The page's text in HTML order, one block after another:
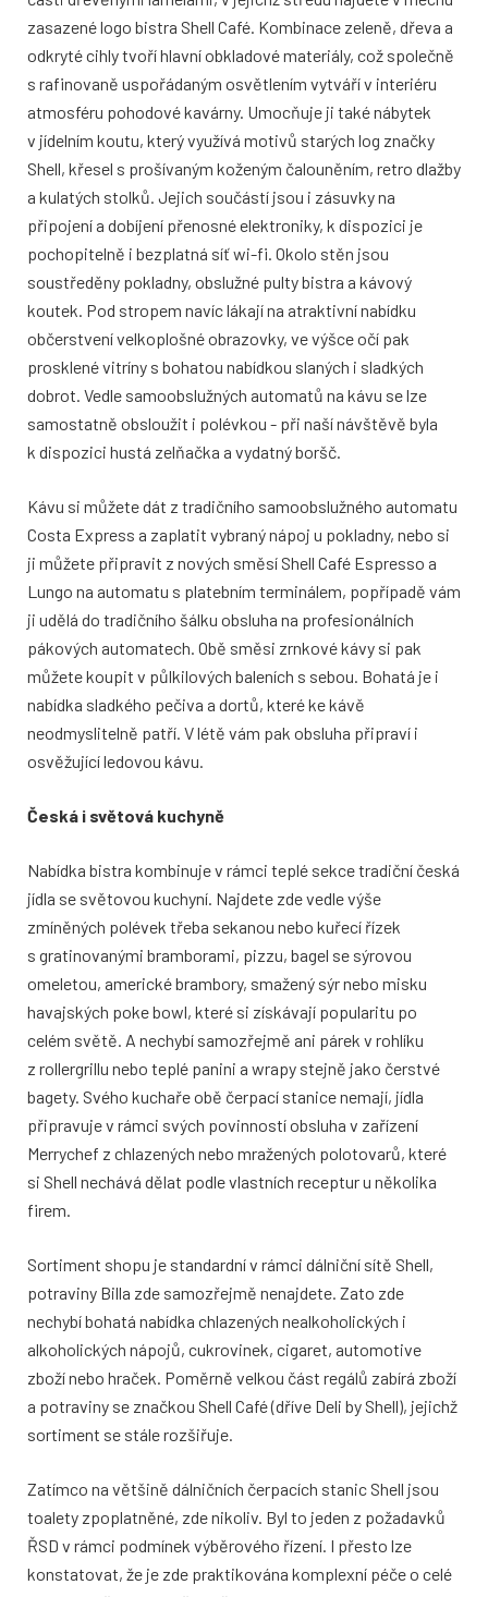
zasazené logo bistra Shell Café. Kombinace zeleně, dřeva a
odkryté cihly tvoří hlavní obkladové materiály, což společně
s rafinovaně uspořádaným osvětlením vytváří v interiéru
atmosféru pohodové kavárny. Umocňuje ji také nábytek
v jídelním koutu, který využívá motivů starých log značky
Shell, křesel s prošívaným koženým čalouněním, retro dlažby
a kulatých stolků. Jejich součástí jsou i zásuvky na
připojení a dobíjení přenosné elektroniky, k dispozici je
pochopitelně i bezplatná síť wi-fi. Okolo stěn jsou
soustředěny pokladny, obslužné pulty bistra a kávový
koutek. Pod stropem navíc lákají na atraktivní nabídku
občerstvení velkoplošné obrazovky, ve výšce očí pak
prosklené vitríny s bohatou nabídkou slaných i sladkých
dobrot. Vedle samoobslužných automatů na kávu se lze
samostatně obsloužit i polévkou - při naší návštěvě byla
k dispozici hustá zelňačka a vydatný boršč.
Kávu si můžete dát z tradičního samoobslužného automatu
Costa Express a zaplatit vybraný nápoj u pokladny, nebo si
ji můžete připravit z nových směsí Shell Café Espresso a
Lungo na automatu s platebním terminálem, popřípadě vám
ji udělá do tradičního šálku obsluha na profesionálních
pákových automatech. Obě směsi zrnkové kávy si pak
můžete koupit v půlkilových baleních s sebou. Bohatá je i
nabídka sladkého pečiva a dortů, které ke kávě
neodmyslitelně patří. V létě vám pak obsluha připraví i
osvěžující ledovou kávu.
Česká i světová kuchyně
Nabídka bistra kombinuje v rámci teplé sekce tradiční česká
jídla se světovou kuchyní. Najdete zde vedle výše
zmíněných polévek třeba sekanou nebo kuřecí řízek
s gratinovanými bramborami, pizzu, bagel se sýrovou
omeletou, americké brambory, smažený sýr nebo misku
havajských poke bowl, které si získávají popularitu po
celém světě. A nechybí samozřejmě ani párek v rohlíku
z rollergrillu nebo teplé panini a wrapy stejně jako čerstvé
bagety. Svého kuchaře obě čerpací stanice nemají, jídla
připravuje v rámci svých povinností obsluha v zařízení
Merrychef z chlazených nebo mražených polotovarů, které
si Shell nechává dělat podle vlastních receptur u několika
firem.
Sortiment shopu je standardní v rámci dálniční sítě Shell,
potraviny Billa zde samozřejmě nenajdete. Zato zde
nechybí bohatá nabídka chlazených nealkoholických i
alkoholických nápojů, cukrovinek, cigaret, automotive
zboží nebo hraček. Poměrně velkou část regálů zabírá zboží
a potraviny se značkou Shell Café (dříve Deli by Shell), jejichž
sortiment se stále rozšiřuje.
Zatímco na většině dálničních čerpacích stanic Shell jsou
toalety zpoplatněné, zde nikoliv. Byl to jeden z požadavků
ŘSD v rámci podmínek výběrového řízení. I přesto lze
konstatovat, že je zde praktikována komplexní péče o celé